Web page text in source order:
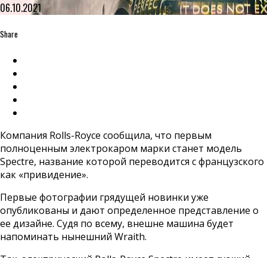
06.10.2021
Share
Компания Rolls-Royce сообщила, что первым
полноценным электрокаром марки станет модель
Spectre, название которой переводится с французского
как «привидение».
Первые фотографии грядущей новинки уже
опубликованы и дают определенное представление о
ее дизайне. Судя по всему, внешне машина будет
напоминать нынешний Wraith.